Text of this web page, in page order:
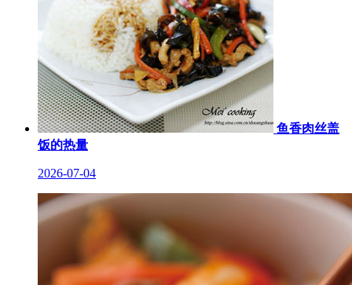
鱼香肉丝盖
饭的热量
2026-07-04